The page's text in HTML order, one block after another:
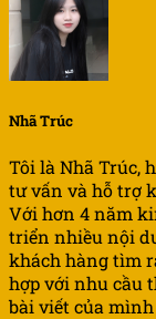
Nhã Trúc
Tôi là Nhã Trúc,
tư vấn và hỗ trợ
Với hơn 4 năm
triển nhiều nội
khách hàng tìm
hợp với nhu cầu
bài viết của